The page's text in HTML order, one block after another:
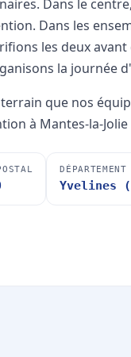
Dans le
Dans les
les deux
la journée
terrain que nos
à Mantes-la-
DÉPARTEMENT
Yvelines